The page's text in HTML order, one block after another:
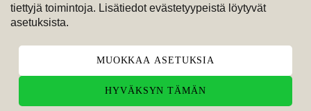
tiettyjä toimintoja. Lisätiedot evästetyypeistä löytyvät
asetuksista.
MUOKKAA ASETUKSIA
HYVÄKSYN TÄMÄN
M